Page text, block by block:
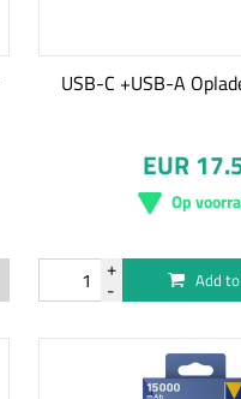
USB-C +USB-A
EUR
Op
Add